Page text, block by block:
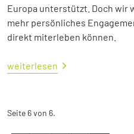
Europa unterstützt. Doch wir
mehr persönliches
direkt miterleben können.
weiterlesen
Seite 6 von 6.